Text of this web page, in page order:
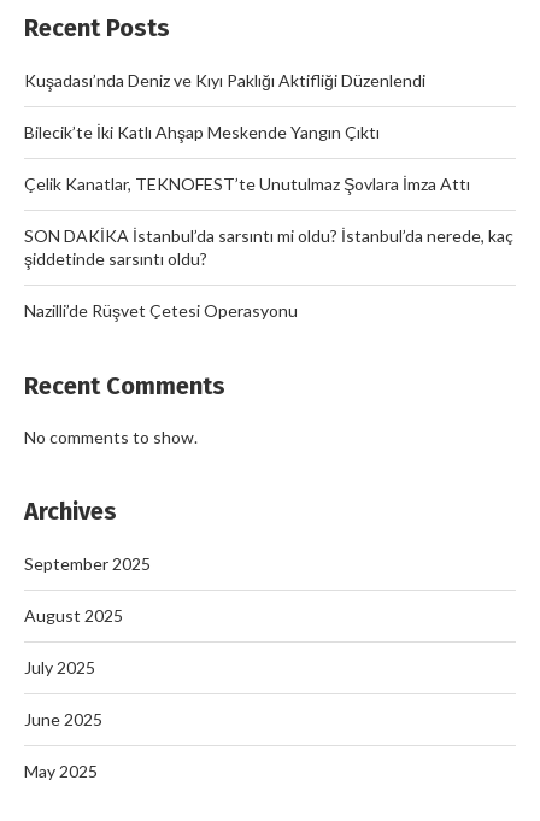
Recent Posts
Kuşadası’nda Deniz ve Kıyı Paklığı Aktifliği Düzenlendi
Bilecik’te İki Katlı Ahşap Meskende Yangın Çıktı
Çelik Kanatlar, TEKNOFEST’te Unutulmaz Şovlara İmza Attı
SON DAKİKA İstanbul’da sarsıntı mi oldu? İstanbul’da nerede, kaç
şiddetinde sarsıntı oldu?
Nazilli’de Rüşvet Çetesi Operasyonu
Recent Comments
No comments to show.
Archives
September 2025
August 2025
July 2025
June 2025
May 2025